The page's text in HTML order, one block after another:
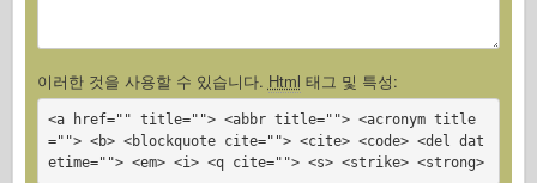
이러한 것을 사용할 수 있습니다. Html 태그 및 특성:
<a href="" title=""> <abbr title=""> <acronym title
=""> <b> <blockquote cite=""> <cite> <code> <del dat
etime=""> <em> <i> <q cite=""> <s> <strike> <strong>